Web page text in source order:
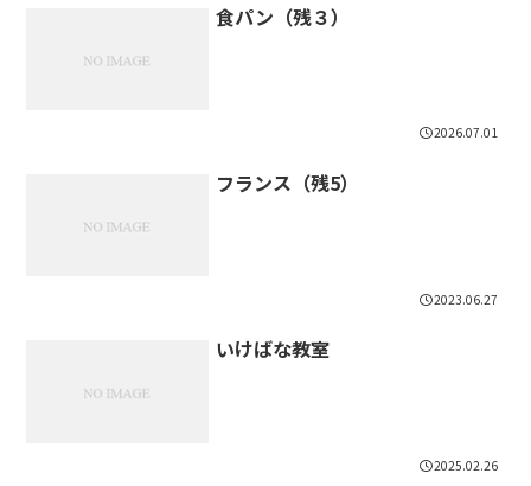
食パン（残３）
2026.07.01
フランス（残5）
2023.06.27
いけばな教室
2025.02.26